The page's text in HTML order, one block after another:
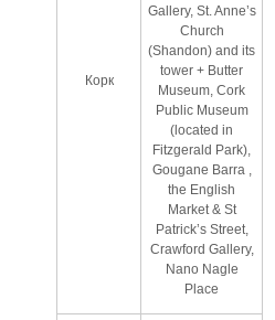
Корк
Gallery, St. Anne’s
Church
(Shandon) and its
tower + Butter
Museum, Cork
Public Museum
(located in
Fitzgerald Park),
Gougane Barra ,
the English
Market & St
Patrick’s Street,
Crawford Gallery,
Nano Nagle
Place